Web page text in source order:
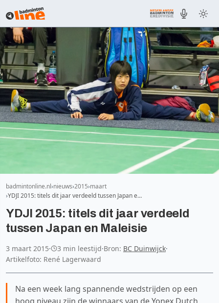
badmintonline.nl nieuws 2015 maart
YDJI 2015: titels dit jaar verdeeld tussen Japan e…
YDJI 2015: titels dit jaar verdeeld
tussen Japan en Maleisie
3 maart 2015· 3 min leestijd·Bron: BC Duinwijck·
Artikelfoto: René Lagerwaard
Na een week lang spannende wedstrijden op een